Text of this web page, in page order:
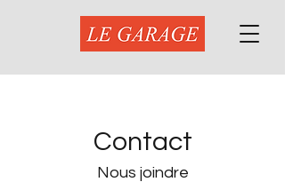
Contact
Nous joindre